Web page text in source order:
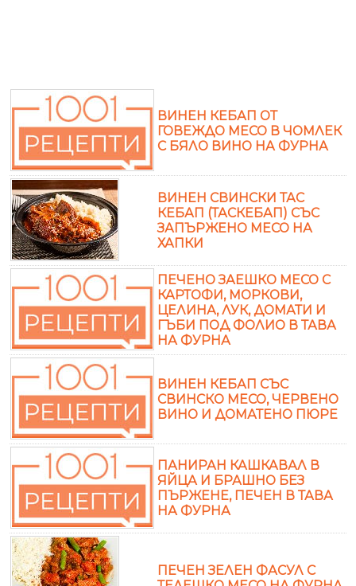
ВИНЕН КЕБАП ОТ
ГОВЕЖДО МЕСО В ЧОМЛЕК
С БЯЛО ВИНО НА ФУРНА
ВИНЕН СВИНСКИ ТАС
КЕБАП (ТАСКЕБАП) СЪС
ЗАПЪРЖЕНО МЕСО НА
ХАПКИ
ПЕЧЕНО ЗАЕШКО МЕСО С
КАРТОФИ, МОРКОВИ,
ЦЕЛИНА, ЛУК, ДОМАТИ И
ГЪБИ ПОД ФОЛИО В ТАВА
НА ФУРНА
ВИНЕН КЕБАП СЪС
СВИНСКО МЕСО, ЧЕРВЕНО
ВИНО И ДОМАТЕНО ПЮРЕ
ПАНИРАН КАШКАВАЛ В
ЯЙЦА И БРАШНО БЕЗ
ПЪРЖЕНЕ, ПЕЧЕН В ТАВА
НА ФУРНА
ПЕЧЕН ЗЕЛЕН ФАСУЛ С